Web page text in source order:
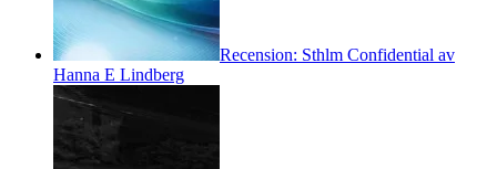
Recension: Sthlm Confidential av
Hanna E Lindberg